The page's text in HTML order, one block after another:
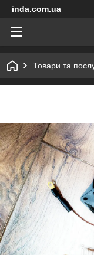
inda.com.ua
Товари та